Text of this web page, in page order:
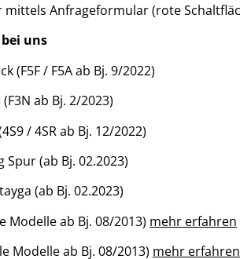
Anfrageformular (rote
uns
(F5F / F5A ab Bj. 9/2022)
ab Bj. 2/2023)
/ 4SR ab Bj. 12/2022)
(ab Bj. 02.2023)
(ab Bj. 02.2023)
ab Bj. 08/2013) mehr erfahren
Modelle ab Bj. 08/2013) mehr erfahren